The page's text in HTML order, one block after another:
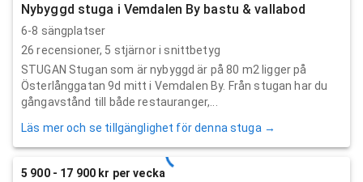
Nybyggd stuga i Vemdalen By bastu & vallabod
6-8 sängplatser
26 recensioner, 5 stjärnor i snittbetyg
STUGAN Stugan som är nybyggd är på 80 m2 ligger på
Österlånggatan 9d mitt i Vemdalen By. Från stugan har du
gångavstånd till både restauranger,...
Läs mer och se tillgänglighet för denna stuga →
5 900 - 17 900 kr per vecka